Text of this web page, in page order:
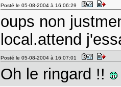
Posté le 05-08-2004 à 16:06:29
oups non
local.attend
Posté le 05-08-2004 à 16:07:01
Oh le ringard !!